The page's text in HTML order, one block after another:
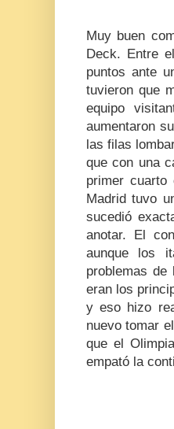
Muy buen
Deck. Entre
puntos ante
tuvieron que
equipo
aumentaron
las filas
que con una
primer
Madrid tuvo
sucedió
anotar. El
aunque los
problemas
eran los
y eso hizo
nuevo tomar
que el
empató la